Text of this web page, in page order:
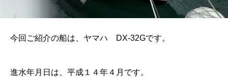
今回ご紹介の船は、ヤマハ DX-32Gです。
進水年月日は、平成１４年４月です。